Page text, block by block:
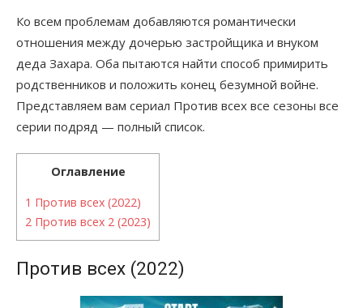
Ко всем проблемам добавляются романтически
отношения между дочерью застройщика и внуком
деда Захара. Оба пытаются найти способ примирить
родственников и положить конец безумной войне.
Представляем вам сериал Против всех все сезоны все
серии подряд — полный список.
Оглавление
1 Против всех (2022)
2 Против всех 2 (2023)
Против всех (2022)